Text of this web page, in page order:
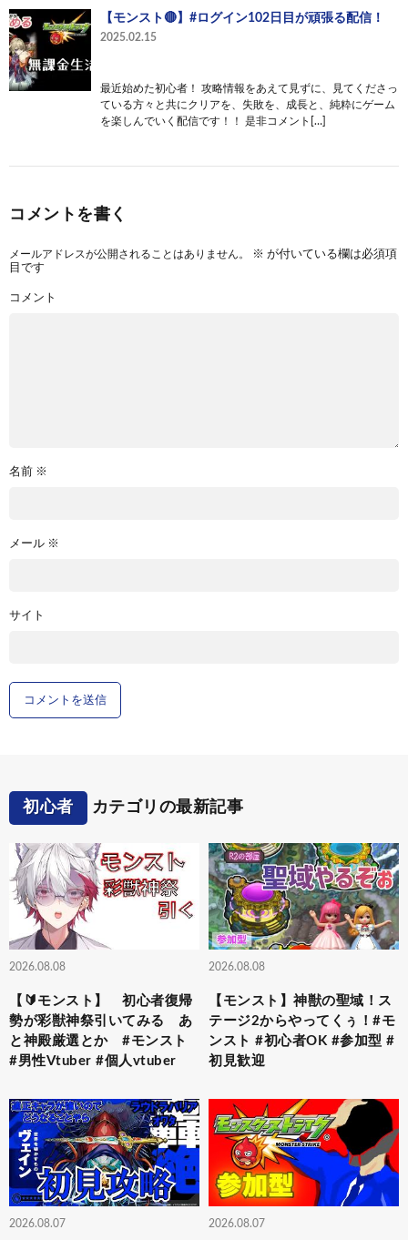
【モンスト🔴】#ログイン102日目が頑張る配信！
2025.02.15
最近始めた初心者！ 攻略情報をあえて見ずに、見てくださっ
ている方々と共にクリアを、失敗を、成長と、純粋にゲーム
を楽しんでいく配信です！！ 是非コメント[…]
コメントを書く
メールアドレスが公開されることはありません。 ※ が付いている欄は必須項
目です
コメント
名前 ※
メール ※
サイト
初心者 カテゴリの最新記事
2026.08.08
【🔰モンスト】 初心者復帰
勢が彩獣神祭引いてみる あ
と神殿厳選とか #モンスト
#男性Vtuber #個人vtuber
2026.08.08
【モンスト】神獣の聖域！ス
テージ2からやってくぅ！#モ
ンスト #初心者OK #参加型 #
初見歓迎
2026.08.07 2026.08.07